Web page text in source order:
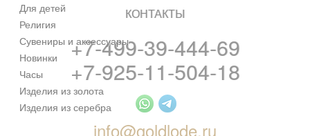
Для детей
Религия
Сувениры и аксессуары
Новинки
Часы
Изделия из золота
Изделия из серебра
КОНТАКТЫ
+7-499-39-444-69
+7-925-11-504-18
info@goldlode.ru